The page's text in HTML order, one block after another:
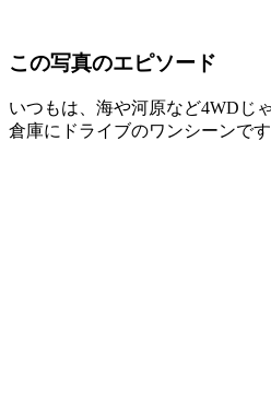
この写真のエピソード
いつもは、海や河原など4WDじ
倉庫にドライブのワンシーンです